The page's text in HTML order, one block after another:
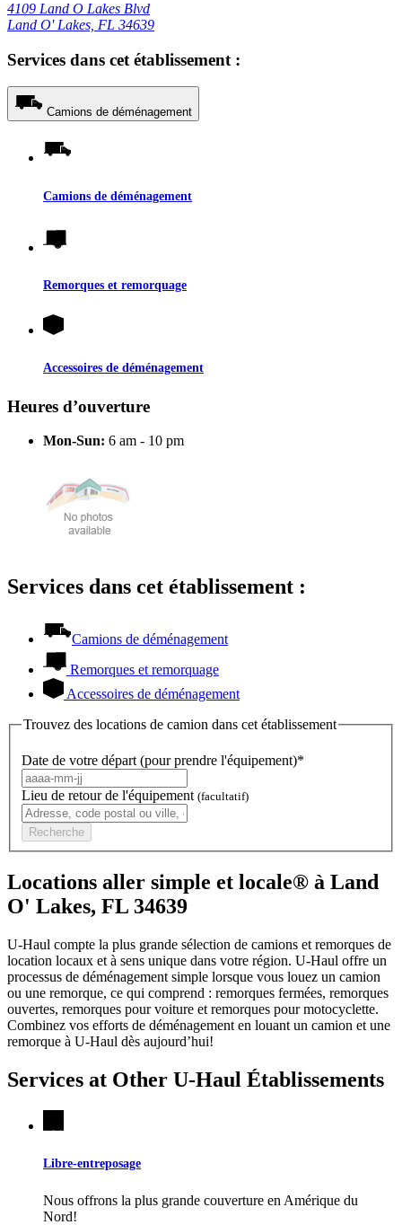
4109 Land O Lakes Blvd
Land O' Lakes, FL 34639
Services dans cet établissement :
Camions de déménagement
Camions de déménagement
Remorques et remorquage
Accessoires de déménagement
Heures d’ouverture
Mon-Sun: 6 am - 10 pm
Services dans cet établissement :
Camions de déménagement
Remorques et remorquage
Accessoires de déménagement
Trouvez des locations de camion dans cet établissement
Date de votre départ (pour prendre l'équipement)*
Lieu de retour de l'équipement (facultatif)
Recherche
Locations aller simple et locale® à Land
O' Lakes, FL 34639
U-Haul compte la plus grande sélection de camions et remorques de
location locaux et à sens unique dans votre région. U-Haul offre un
processus de déménagement simple lorsque vous louez un camion
ou une remorque, ce qui comprend : remorques fermées, remorques
ouvertes, remorques pour voiture et remorques pour motocyclette.
Combinez vos efforts de déménagement en louant un camion et une
remorque à U-Haul dès aujourd’hui!
Services at Other U-Haul Établissements
Libre-entreposage
Nous offrons la plus grande couverture en Amérique du
Nord!